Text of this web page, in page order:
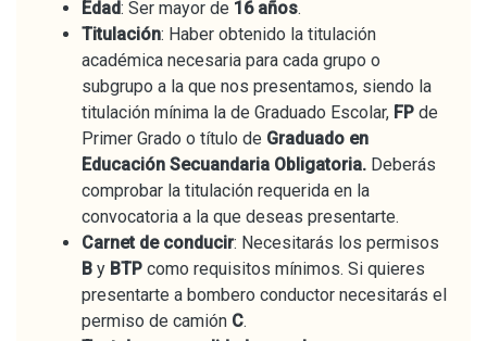
Edad: Ser mayor de 16 años.
Titulación: Haber obtenido la titulación
académica necesaria para cada grupo o
subgrupo a la que nos presentamos, siendo la
titulación mínima la de Graduado Escolar, FP de
Primer Grado o título de Graduado en
Educación Secuandaria Obligatoria. Deberás
comprobar la titulación requerida en la
convocatoria a la que deseas presentarte.
Carnet de conducir: Necesitarás los permisos
B y BTP como requisitos mínimos. Si quieres
presentarte a bombero conductor necesitarás el
permiso de camión C.